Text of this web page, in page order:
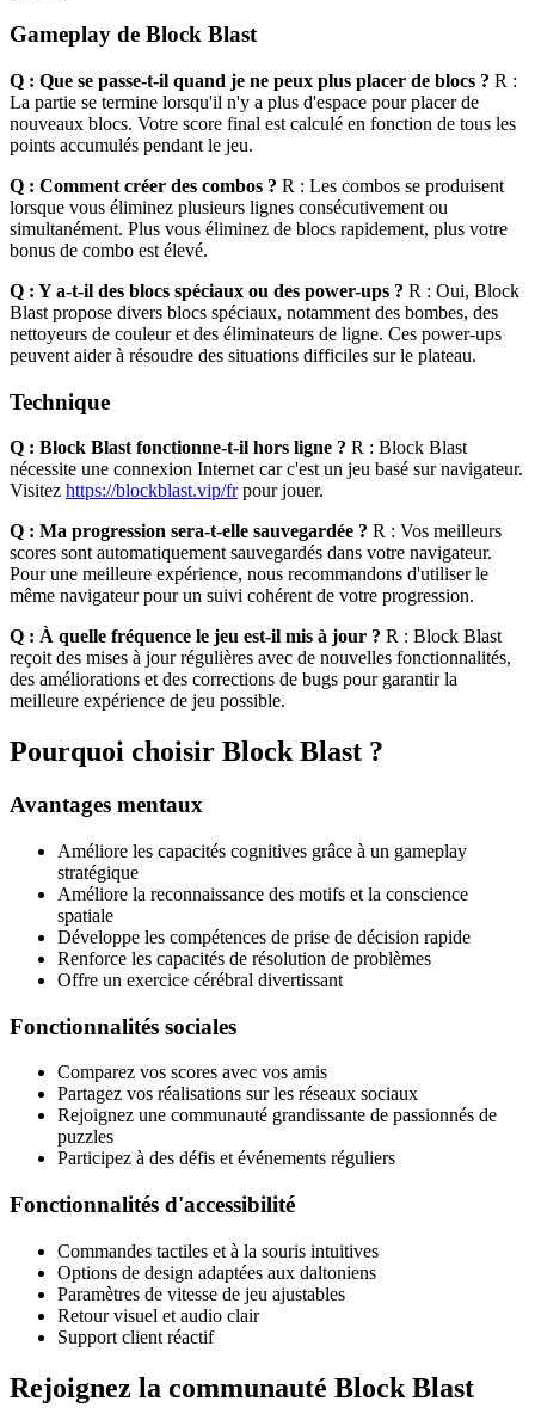
Gameplay de Block Blast
Q : Que se passe-t-il quand je ne peux plus placer de blocs ? R :
La partie se termine lorsqu'il n'y a plus d'espace pour placer de
nouveaux blocs. Votre score final est calculé en fonction de tous les
points accumulés pendant le jeu.
Q : Comment créer des combos ? R : Les combos se produisent
lorsque vous éliminez plusieurs lignes consécutivement ou
simultanément. Plus vous éliminez de blocs rapidement, plus votre
bonus de combo est élevé.
Q : Y a-t-il des blocs spéciaux ou des power-ups ? R : Oui, Block
Blast propose divers blocs spéciaux, notamment des bombes, des
nettoyeurs de couleur et des éliminateurs de ligne. Ces power-ups
peuvent aider à résoudre des situations difficiles sur le plateau.
Technique
Q : Block Blast fonctionne-t-il hors ligne ? R : Block Blast
nécessite une connexion Internet car c'est un jeu basé sur navigateur.
Visitez https://blockblast.vip/frpour jouer.
Q : Ma progression sera-t-elle sauvegardée ? R : Vos meilleurs
scores sont automatiquement sauvegardés dans votre navigateur.
Pour une meilleure expérience, nous recommandons d'utiliser le
même navigateur pour un suivi cohérent de votre progression.
Q : À quelle fréquence le jeu est-il mis à jour ? R : Block Blast
reçoit des mises à jour régulières avec de nouvelles fonctionnalités,
des améliorations et des corrections de bugs pour garantir la
meilleure expérience de jeu possible.
Pourquoi choisir Block Blast ?
Avantages mentaux
Améliore les capacités cognitives grâce à un gameplay
stratégique
Améliore la reconnaissance des motifs et la conscience
spatiale
Développe les compétences de prise de décision rapide
Renforce les capacités de résolution de problèmes
Offre un exercice cérébral divertissant
Fonctionnalités sociales
Comparez vos scores avec vos amis
Partagez vos réalisations sur les réseaux sociaux
Rejoignez une communauté grandissante de passionnés de
puzzles
Participez à des défis et événements réguliers
Fonctionnalités d'accessibilité
Commandes tactiles et à la souris intuitives
Options de design adaptées aux daltoniens
Paramètres de vitesse de jeu ajustables
Retour visuel et audio clair
Support client réactif
Rejoignez la communauté Block Blast